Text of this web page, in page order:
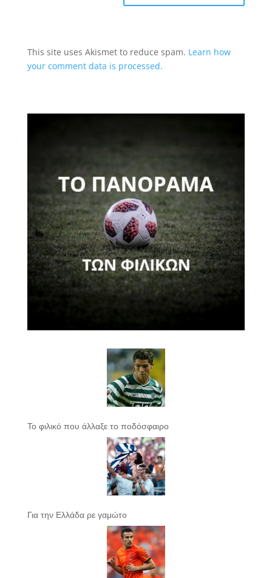
This site uses Akismet to reduce spam. Learn how
your comment data is processed.
Το φιλικό που άλλαξε το ποδόσφαιρο
Για την Ελλάδα ρε γαμώτο